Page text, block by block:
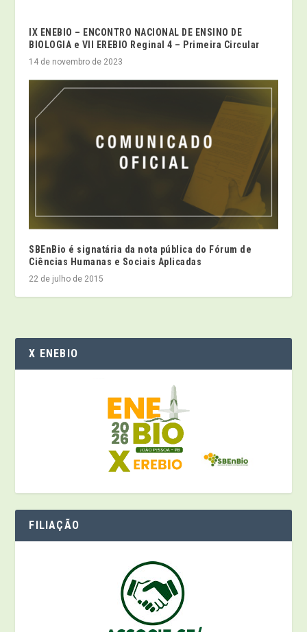
IX ENEBIO – ENCONTRO NACIONAL DE ENSINO DE
BIOLOGIA e VII EREBIO Reginal 4 – Primeira Circular
14 de novembro de 2023
SBEnBio é signatária da nota pública do Fórum de
Ciências Humanas e Sociais Aplicadas
22 de julho de 2015
X ENEBIO
FILIAÇÃO